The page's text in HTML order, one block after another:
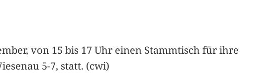
von 15 bis 17 Uhr einen Stammtisch für ihre
5-7, statt. (cwi)